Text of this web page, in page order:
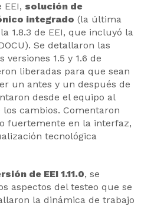
EEI, solución de
integrado (la última
1.8.3 de EEI, que incluyó la
Se detallaron las
1.5 y 1.6 de
liberadas para que sean
un antes y un después de
desde el equipo al
cambios. Comentaron
fuertemente en la interfaz,
tecnológica
de EEI 1.11.0, se
aspectos del testeo que se
la dinámica de trabajo